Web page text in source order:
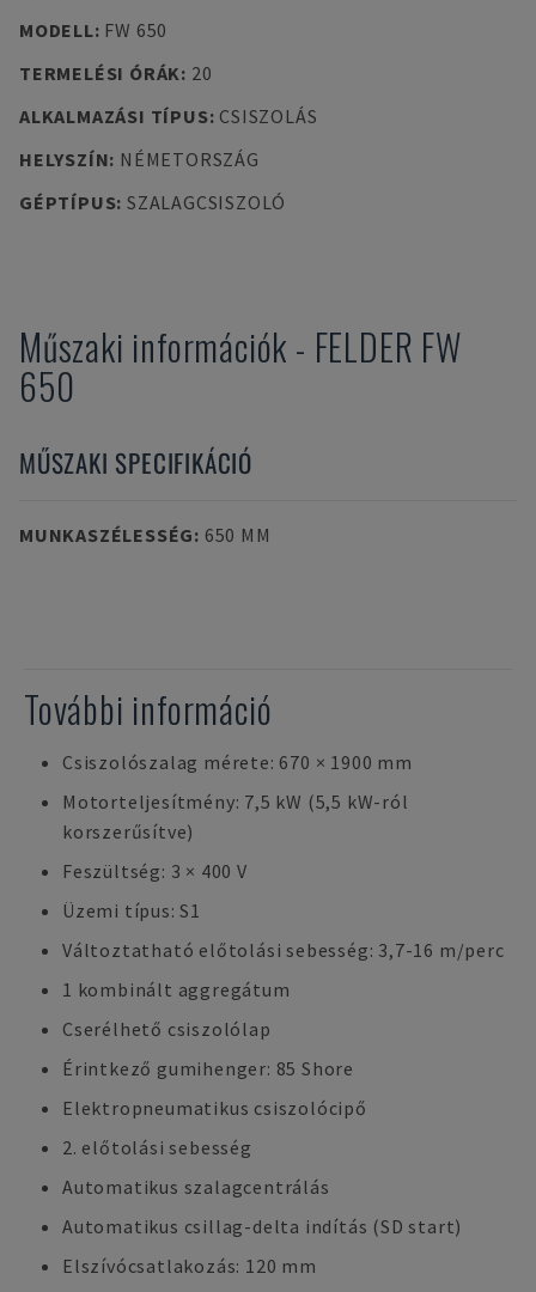
MODELL: FW 650
TERMELÉSI ÓRÁK: 20
ALKALMAZÁSI TÍPUS: CSISZOLÁS
HELYSZÍN: NÉMETORSZÁG
GÉPTÍPUS: SZALAGCSISZOLÓ
Műszaki információk - FELDER FW
650
MŰSZAKI SPECIFIKÁCIÓ
MUNKASZÉLESSÉG: 650 MM
További információ
Csiszolószalag mérete: 670 × 1900 mm
Motorteljesítmény: 7,5 kW (5,5 kW-ról
korszerűsítve)
Feszültség: 3 × 400 V
Üzemi típus: S1
Változtatható előtolási sebesség: 3,7-16 m/perc
1 kombinált aggregátum
Cserélhető csiszolólap
Érintkező gumihenger: 85 Shore
Elektropneumatikus csiszolócipő
2. előtolási sebesség
Automatikus szalagcentrálás
Automatikus csillag-delta indítás (SD start)
Elszívócsatlakozás: 120 mm